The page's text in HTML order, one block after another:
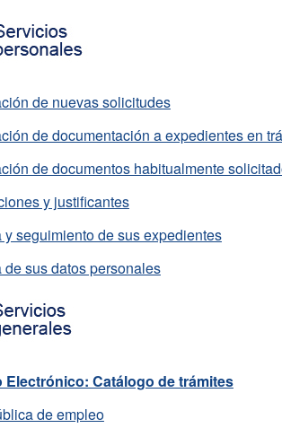
de nuevas solicitudes
de documentación a expedientes en
de documentos habitualmente
y justificantes
y seguimiento de sus expedientes
de sus datos personales
Electrónico: Catálogo de trámites
de empleo